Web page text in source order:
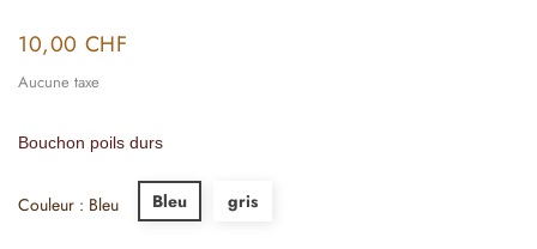
10,00 CHF
Aucune taxe
Bouchon poils durs
Couleur : Bleu Bleu gris